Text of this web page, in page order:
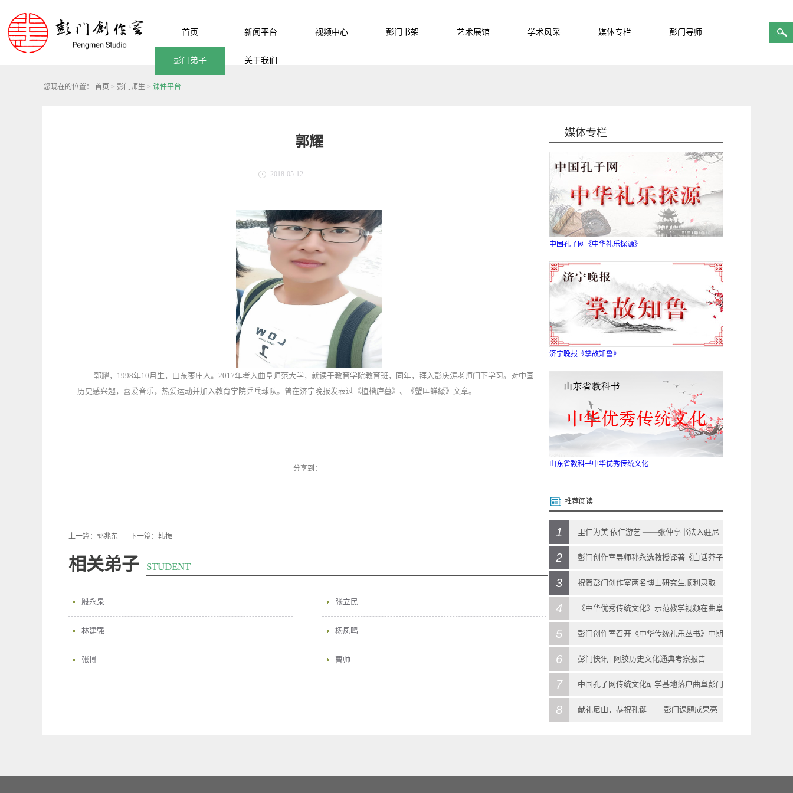
首页 新闻平台 视频中心 彭门书架 艺术展馆 学术风采 媒体专栏 彭门导师
彭门弟子 关于我们
您现在的位置： 首页 > 彭门师生 > 课件平台
郭耀
2018-05-12
郭耀， 1998年10月生，山东枣庄人。 2017年考入曲阜师范大学，就读于教育学院教育班，同年，拜入彭庆涛老师门下学习。对中国
历史感兴趣，喜爱音乐，热爱运动并加入教育学院乒乓球队。曾在济宁晚报发表过《植楷庐墓》、《蟹匡蝉緌》文章。
分享到：
上一篇： 郭兆东 下一篇： 韩振
相关弟子 STUDENT
殷永泉 张立民
林建强 杨凤鸣
张博 曹帅
媒体专栏
中国孔子网《中华礼乐探源》
济宁晚报《掌故知鲁》
山东省教科书中华优秀传统文化
推荐阅读
1 里仁为美 依仁游艺 ——张仲亭书法入驻尼
山圣境大学堂
2018 - 11 - 16
“仁”是孔子思想的核心。日前，在孔子诞生地
2 彭门创作室导师孙永选教授译著《白话芥子
园》在香港出版
2020 - 07 - 17
彭门创作室导师孙永选教授译著《白话芥子
3 祝贺彭门创作室两名博士研究生顺利录取
2022 - 07 - 10
4 《中华优秀传统文化》示范教学视频在曲阜
尼山圣境进行录制
2018 - 12 - 27
近期，彭门创作室、中国孔子网招募一线名师
5 彭门创作室召开《中华传统礼乐丛书》中期
调度暨第二次学术研讨会
2020 - 08 - 23
彭门创作室召开《中华传统礼乐丛书》中期调
书》课题中期调度暨第二次学术研讨会。会议
6 彭门快讯 | 阿胶历史文化通典考察报告
2022 - 07 - 12
2022年7月4号，彭门创作室为推进《阿胶历史
次考察之行。本次考察之行由彭门导师彭庆涛
7 中国孔子网传统文化研学基地落户曲阜彭门
创作室 揭牌仪式在曲阜市机关招待所举行
牌仪式在曲阜市机关招待所举行。中国孔子基
8 献礼尼山，恭祝孔诞 ——彭门课题成果亮